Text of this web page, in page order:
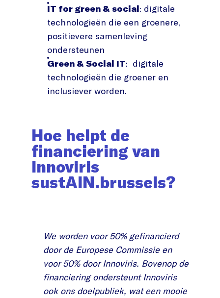
IT for green & social: digitale
technologieën die een groenere,
positievere samenleving
ondersteunen
Green & Social IT: digitale
technologieën die groener en
inclusiever worden.
Hoe helpt de
financiering van
Innoviris
sustAIN.brussels?
We worden voor 50% gefinancierd
door de Europese Commissie en
voor 50% door Innoviris. Bovenop de
financiering ondersteunt Innoviris
ook ons doelpubliek, wat een mooie